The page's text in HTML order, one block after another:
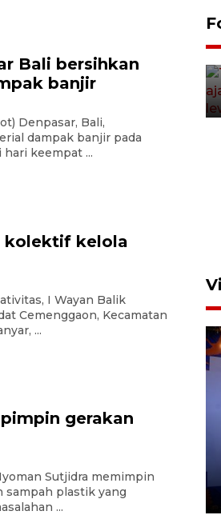
Bali bersihkan
banjir
Denpasar, Bali,
dampak banjir pada
keempat ...
kolektif kelola
I Wayan Balik
Cemenggaon, Kecamatan
...
gerakan
Sutjidra memimpin
sampah plastik yang
...
sita 19 ribu botol
cukai palsu di
18:10